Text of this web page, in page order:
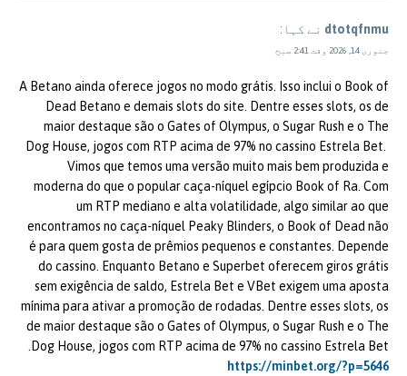
dtotqfnmu نے کہا:
جنوری 14, 2026 وقت 2:41 صبح
A Betano ainda oferece jogos no modo grátis. Isso inclui o Book of
Dead Betano e demais slots do site. Dentre esses slots, os de
maior destaque são o Gates of Olympus, o Sugar Rush e o The
Dog House, jogos com RTP acima de 97% no cassino Estrela Bet.
Vimos que temos uma versão muito mais bem produzida e
moderna do que o popular caça-níquel egípcio Book of Ra. Com
um RTP mediano e alta volatilidade, algo similar ao que
encontramos no caça-níquel Peaky Blinders, o Book of Dead não
é para quem gosta de prêmios pequenos e constantes. Depende
do cassino. Enquanto Betano e Superbet oferecem giros grátis
sem exigência de saldo, Estrela Bet e VBet exigem uma aposta
mínima para ativar a promoção de rodadas. Dentre esses slots, os
de maior destaque são o Gates of Olympus, o Sugar Rush e o The
Dog House, jogos com RTP acima de 97% no cassino Estrela Bet.
https://minbet.org/?p=5646